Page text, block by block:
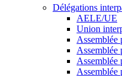
Délégations
AELE/UE
Union
Assemblée
Assemblée
Assemblée
Assemblée